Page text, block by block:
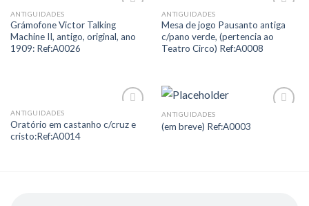
Wishlist
ANTIGUIDADES
Grámofone Victor Talking
Machine II, antigo, original, ano
1909: Ref:A0026
Add to
Wishlist
ANTIGUIDADES
Mesa de jogo Pausanto antiga
c/pano verde, (pertencia ao
Teatro Circo) Ref:A0008
Wishlist
ANTIGUIDADES
Oratório em castanho c/cruz e
cristo:Ref:A0014
ANTIGUIDADES
(em breve) Ref:A0003